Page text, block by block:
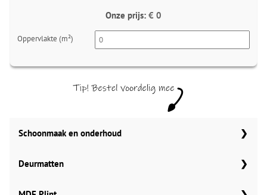
Onze prijs: € 0
Oppervlakte (m²)
Schoonmaak en onderhoud
Deurmatten